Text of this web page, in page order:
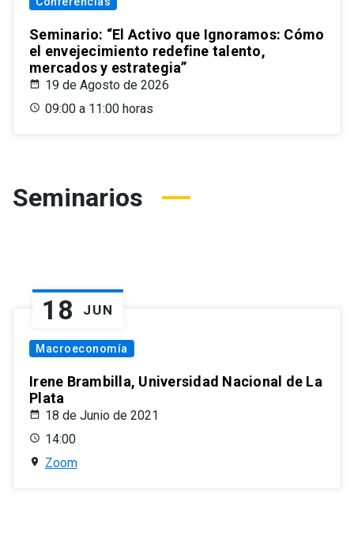
Seminario: “El Activo que Ignoramos: Cómo
el envejecimiento redefine talento,
mercados y estrategia”
19 de Agosto de 2026
09:00 a 11:00 horas
Seminarios
18 JUN
Macroeconomía
Irene Brambilla, Universidad Nacional de La
Plata
18 de Junio de 2021
14:00
Zoom